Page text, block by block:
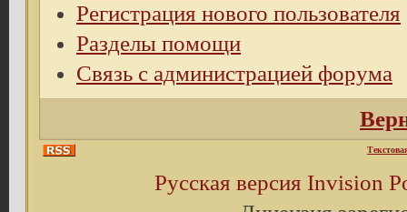
Регистрация нового пользователя
Разделы помощи
Связь с администрацией форума
Русская версия Invision